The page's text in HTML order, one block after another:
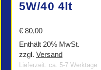
5W/40 4lt
€ 80,00
Enthält 20% MwSt.
zzgl. Versand
Lieferzeit: ca. 5-7 Werktage